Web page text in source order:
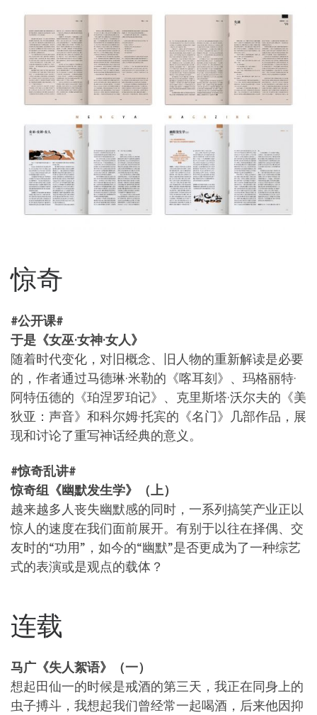
惊奇
#公开课#
于是《女巫·女神·女人》
随着时代变化，对旧概念、旧人物的重新解读是必要
的，作者通过马德琳·米勒的《喀耳刻》、玛格丽特·
阿特伍德的《珀涅罗珀记》、克里斯塔·沃尔夫的《美
狄亚：声音》和科尔姆·托宾的《名门》几部作品，展
现和讨论了重写神话经典的意义。
#惊奇乱讲#
惊奇组《幽默发生学》（上）
越来越多人丧失幽默感的同时，一系列搞笑产业正以
惊人的速度在我们面前展开。有别于以往在择偶、交
友时的“功用”，如今的“幽默”是否更成为了一种综艺
式的表演或是观点的载体？
连载
马广《失人絮语》（一）
想起田仙一的时候是戒酒的第三天，我正在同身上的
虫子搏斗，我想起我们曾经常一起喝酒，后来他因抑